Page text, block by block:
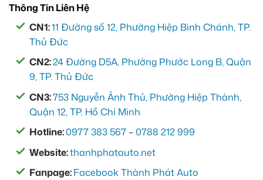
Thông Tin Liên Hệ
CN1:11 Đường số 12, Phường Hiệp Bình Chánh, TP.
Thủ Đức
CN2:24 Đường D5A, Phường Phước Long B, Quận
9, TP. Thủ Đức
CN3:753 Nguyễn Ảnh Thủ, Phường Hiệp Thành,
Quận 12, TP. Hồ Chí Minh
Hotline:0977 383 567 –0788 212 999
Website:thanhphatauto.net
Fanpage:Facebook Thành Phát Auto